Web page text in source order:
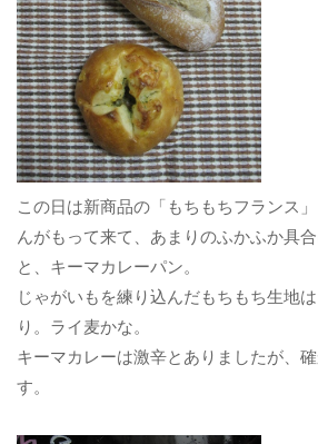
この日は新商品の「もちもちフランス
んがもって来て、あまりのふかふか具
と、キーマカレーパン。
じゃがいもを練り込んだもちもち生地
り。ライ麦かな。
キーマカレーは激辛とありましたが、
す。